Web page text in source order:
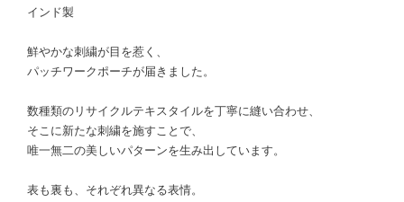
インド製
鮮やかな刺繍が目を惹く、
パッチワークポーチが届きました。
数種類のリサイクルテキスタイルを丁寧に縫い合わせ、
そこに新たな刺繍を施すことで、
唯一無二の美しいパターンを生み出しています。
表も裏も、それぞれ異なる表情。